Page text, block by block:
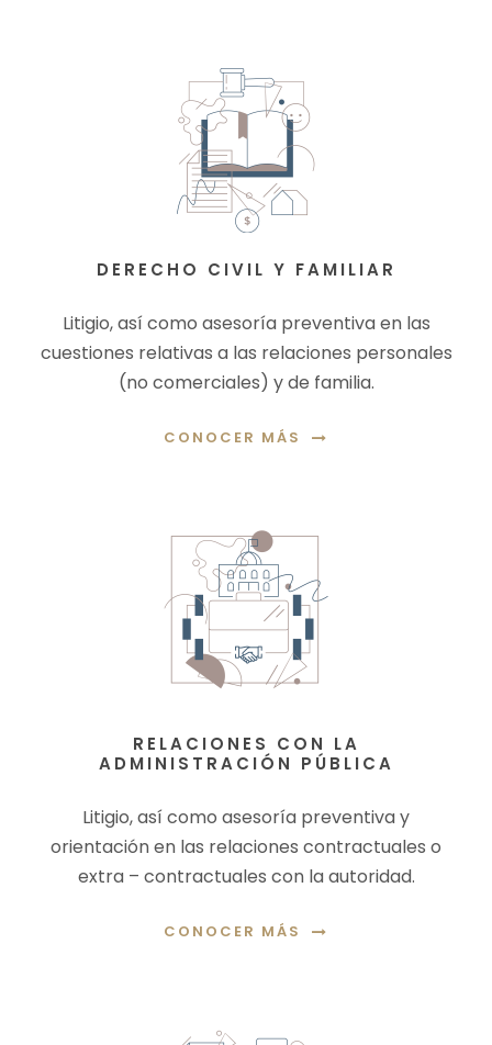
DERECHO CIVIL Y FAMILIAR
Litigio, así como asesoría preventiva en las
cuestiones relativas a las relaciones personales
(no comerciales) y de familia.
CONOCER MÁS
RELACIONES CON LA
ADMINISTRACIÓN PÚBLICA
Litigio, así como asesoría preventiva y
orientación en las relaciones contractuales o
extra – contractuales con la autoridad.
CONOCER MÁS